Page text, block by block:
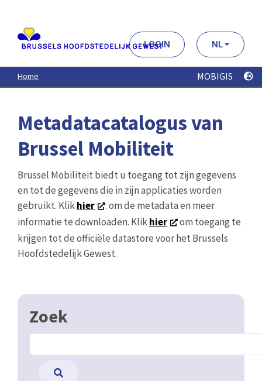
contenu
principal
LOGIN NL
Home MOBIGIS
Metadatacatalogus van
Brussel Mobiliteit
Brussel Mobiliteit biedt u toegang tot zijn gegevens
en tot de gegevens die in zijn applicaties worden
gebruikt. Klikhier
. om de metadata en meer
informatie te downloaden. Klikhier
om toegang te
krijgen tot de officiële datastore voor het Brussels
Hoofdstedelijk Gewest.
Zoek